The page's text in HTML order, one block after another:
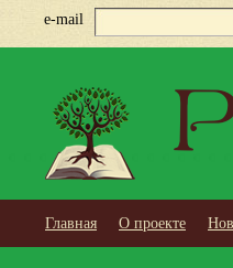
e-mail
Главная О проекте